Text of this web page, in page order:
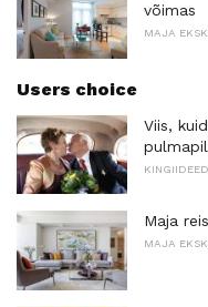
võimas
MAJA
Users choice
Viis,
KINGIIDEED
Maja
MAJA